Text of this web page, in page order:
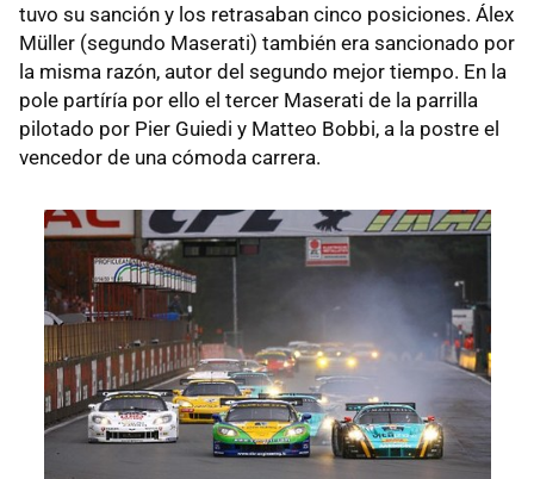
tuvo su sanción y los retrasaban cinco posiciones. Álex
Müller (segundo Maserati) también era sancionado por
la misma razón, autor del segundo mejor tiempo. En la
pole partíría por ello el tercer Maserati de la parrilla
pilotado por Pier Guiedi y Matteo Bobbi, a la postre el
vencedor de una cómoda carrera.